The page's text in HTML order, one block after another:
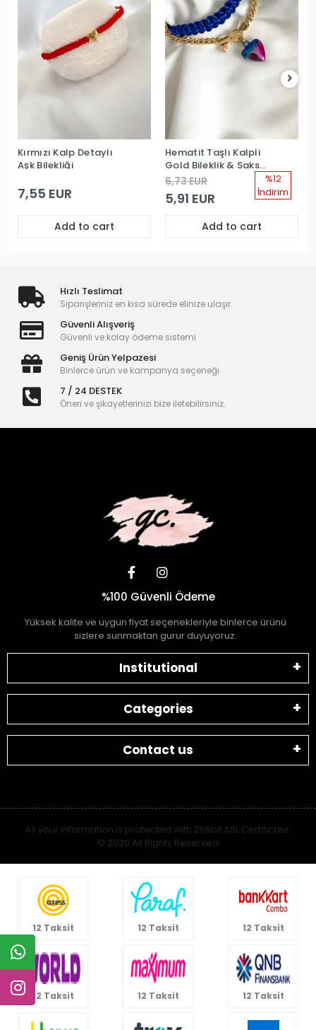
Kırmızı Kalp Detaylı
Aşk Bilekliği
7,55 EUR
Add to cart
%12
İndirim
Hematit Taşlı Kalpli
Gold Bileklik & Saks
Makrome Örgü Bileklik
Kombin
6,73 EUR
5,91 EUR
Add to cart
Hızlı Teslimat
Siparişleriniz en kısa sürede elinize ulaşır.
Güvenli Alışveriş
Güvenli ve kolay ödeme sistemi
Geniş Ürün Yelpazesi
Binlerce ürün ve kampanya seçeneği
7 / 24 DESTEK
Öneri ve şikayetlerinizi bize iletebilirsiniz.
%100 Güvenli Ödeme
Yüksek kalite ve uygun fiyat seçenekleriyle binlerce ürünü
sizlere sunmaktan gurur duyuyoruz.
Institutional
Categories
Contact us
All your information is protected with 256bit SSL Certificate.
© 2020 All Rights Reserved
12 Taksit 12 Taksit 12 Taksit
12 Taksit 12 Taksit 12 Taksit